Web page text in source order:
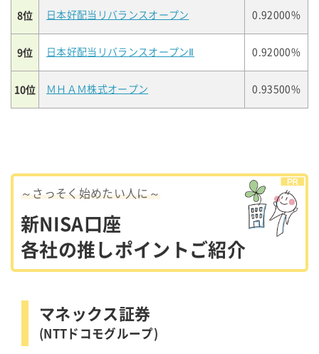
8位 日本好配当リバランスオープン 0.92000%
9位 日本好配当リバランスオープンⅡ 0.92000%
10位 ＭＨＡＭ株式オープン 0.93500%
～さっそく始めたい人に～
新NISA口座
各社の推しポイントご紹介
マネックス証券
(NTTドコモグループ)